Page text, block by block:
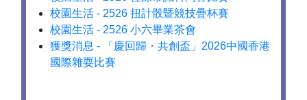
校園生活 - 2526 扭計骰暨競技疊杯賽
校園生活 - 2526 小六畢業茶會
獲獎消息 - 「慶回歸・共創盃」2026中國香港
國際雜耍比賽